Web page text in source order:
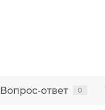
Вопрос-ответ 0